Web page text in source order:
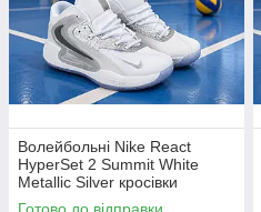
Волейбольні Nike React
HyperSet 2 Summit White
Metallic Silver кросівки